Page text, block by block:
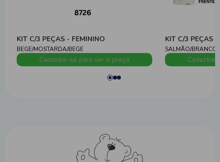
KIT C/3 PEÇAS - FEMININO
Cadastre-se para ver o preço
BEGE/MOSTARDA/BEGE
KIT C/3 PEÇAS
SALMÃO/